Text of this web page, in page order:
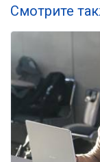
Смотрите